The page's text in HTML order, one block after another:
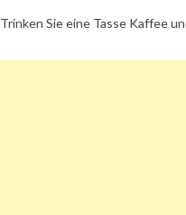
Trinken Sie eine Tasse Kaffee